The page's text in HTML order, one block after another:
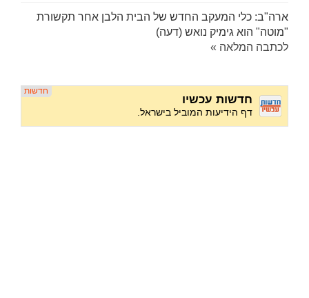
ארה"ב: כלי המעקב החדש של הבית הלבן אחר תקשורת
"מוטה" הוא גימיק נואש (דעה)
לכתבה המלאה »